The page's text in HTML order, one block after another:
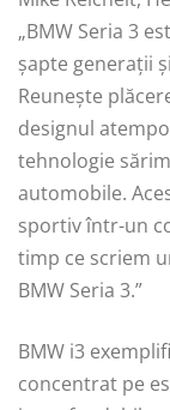
„BMW Seria 3
șapte generații
Reunește
designul
tehnologie
automobile.
sportiv într-un
timp ce scriem
BMW Seria 3.”
BMW i3
concentrat pe